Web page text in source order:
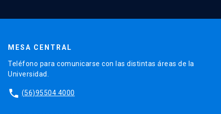
MESA CENTRAL
Teléfono para comunicarse con las distintas áreas de la
Universidad.
phone (56)95504 4000